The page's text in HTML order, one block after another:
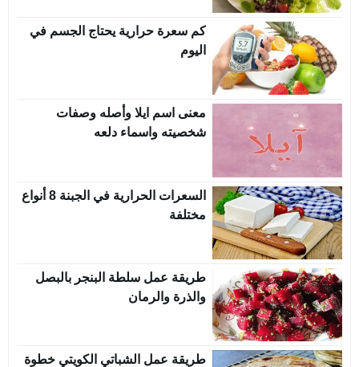
كم سعرة حرارية يحتاج الجسم في
اليوم
معنى اسم ايلا وأصله وصفات
شخصيته واسماء دلعه
السعرات الحرارية في الجبنة 8 أنواع
مختلفة
طريقة عمل سلطة البنجر بالبصل
والذرة والرمان
طريقة عمل الشباتي الكويتي خطوة